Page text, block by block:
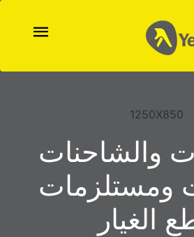
1250X850
والشاحنات
ومستلزمات
الغيار